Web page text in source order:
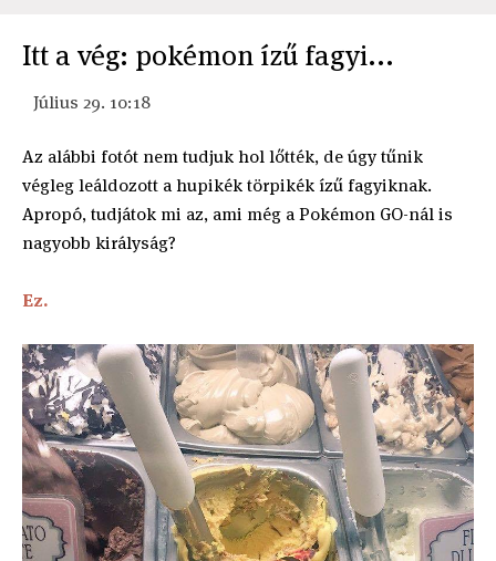
Itt a vég: pokémon ízű fagyi...
Július 29. 10:18
Az alábbi fotót nem tudjuk hol lőtték, de úgy tűnik
végleg leáldozott a hupikék törpikék ízű fagyiknak.
Apropó, tudjátok mi az, ami még a Pokémon GO-nál is
nagyobb királyság?
Ez.